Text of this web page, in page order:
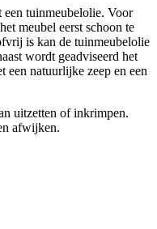
een tuinmeubelolie. Voor
meubel eerst schoon te
is kan de tuinmeubelolie
wordt geadviseerd het
een natuurlijke zeep en een
uitzetten of inkrimpen.
afwijken.